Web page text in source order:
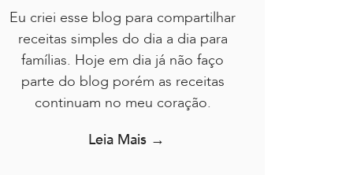
Eu criei esse blog para compartilhar
receitas simples do dia a dia para
famílias. Hoje em dia já não faço
parte do blog porém as receitas
continuam no meu coração.
Leia Mais →